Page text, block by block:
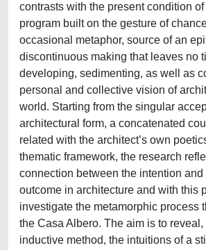
contrasts with the present condition of
program built on the gesture of
occasional metaphor, source of an
discontinuous making that leaves no
developing, sedimenting, as well as
personal and collective vision of
world. Starting from the singular
architectural form, a concatenated
related with the architect’s own
thematic framework, the research
connection between the intention and
outcome in architecture and with this
investigate the metamorphic process
the Casa Albero. The aim is to
inductive method, the intuitions of a